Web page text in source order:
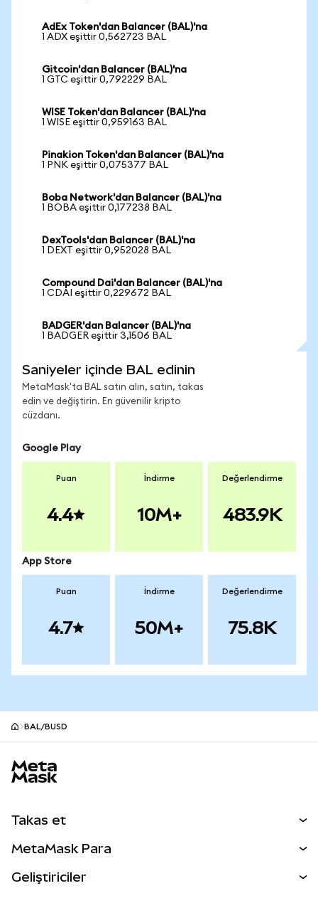
AdEx Token'dan Balancer (BAL)'na
1 ADX eşittir 0,562723 BAL
Gitcoin'dan Balancer (BAL)'na
1 GTC eşittir 0,792229 BAL
WISE Token'dan Balancer (BAL)'na
1 WISE eşittir 0,959163 BAL
Pinakion Token'dan Balancer (BAL)'na
1 PNK eşittir 0,075377 BAL
Boba Network'dan Balancer (BAL)'na
1 BOBA eşittir 0,177238 BAL
DexTools'dan Balancer (BAL)'na
1 DEXT eşittir 0,952028 BAL
Compound Dai'dan Balancer (BAL)'na
1 CDAI eşittir 0,229672 BAL
BADGER'dan Balancer (BAL)'na
1 BADGER eşittir 3,1506 BAL
Saniyeler içinde BAL edinin
MetaMask'ta BAL satın alın, satın, takas
edin ve değiştirin. En güvenilir kripto
cüzdanı.
Google Play
Puan
4.4
İndirme
10M+
Değerlendirme
483.9K
App Store
Puan
4.7
İndirme
50M+
Değerlendirme
75.8K
BAL/BUSD
Takas et
Perps
MetaMask Para
Geliştiriciler